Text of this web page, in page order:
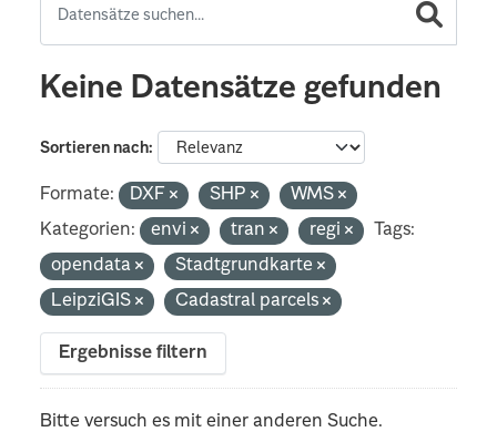
Keine Datensätze gefunden
Sortieren nach
Formate: DXF SHP
WMS
Kategorien:
envi tran regi
Tags:
opendata
Stadtgrundkarte
LeipziGIS
Cadastral parcels
Ergebnisse filtern
Bitte versuch es mit einer anderen Suche.